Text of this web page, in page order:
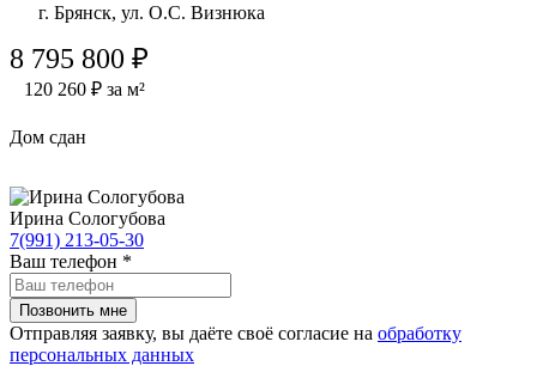
г. Брянск, ул. О.С. Визнюка
8 795 800 ₽
120 260 ₽ за м²
Дом сдан
Ирина Сологубова
7(991) 213-05-30
Ваш телефон *
Отправляя заявку, вы даёте своё согласие на обработку
персональных данных